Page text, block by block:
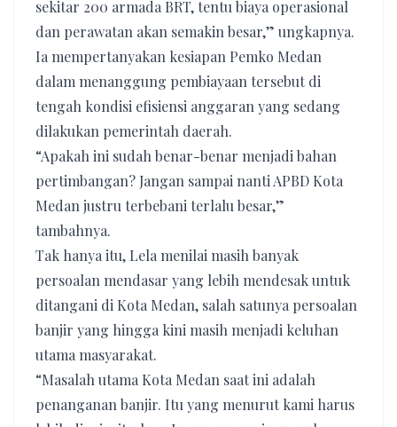
sekitar 200 armada BRT, tentu biaya operasional
dan perawatan akan semakin besar,” ungkapnya.
Ia mempertanyakan kesiapan Pemko Medan
dalam menanggung pembiayaan tersebut di
tengah kondisi efisiensi anggaran yang sedang
dilakukan pemerintah daerah.
“Apakah ini sudah benar-benar menjadi bahan
pertimbangan? Jangan sampai nanti APBD Kota
Medan justru terbebani terlalu besar,”
tambahnya.
Tak hanya itu, Lela menilai masih banyak
persoalan mendasar yang lebih mendesak untuk
ditangani di Kota Medan, salah satunya persoalan
banjir yang hingga kini masih menjadi keluhan
utama masyarakat.
“Masalah utama Kota Medan saat ini adalah
penanganan banjir. Itu yang menurut kami harus